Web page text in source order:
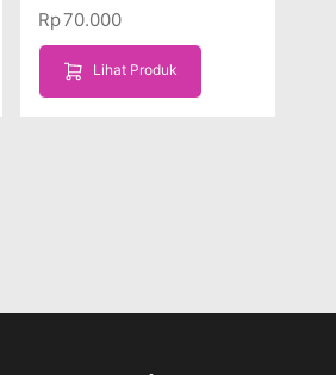
Rp70.000
Lihat Produk